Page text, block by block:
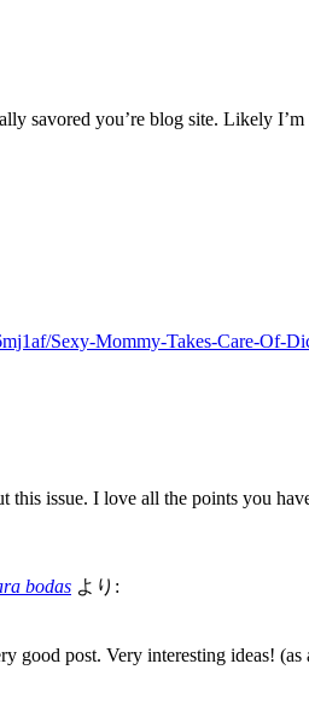
savored you’re blog site. Likely
Sexy-Mommy-Takes-Care-Of-
this issue. I love all the points you
bodas より:
good post. Very interesting ideas!